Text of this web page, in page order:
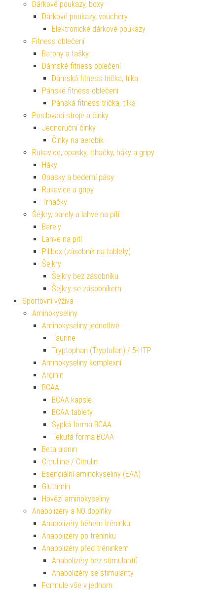
Dárkové poukazy, boxy
Dárkové poukazy, vouchery
Elektronické dárkové poukazy
Fitness oblečení
Batohy a tašky
Dámské fitness oblečení
Dámská fitness trička, tílka
Pánské fitness oblečení
Pánská fitness trička, tílka
Posilovací stroje a činky
Jednoruční činky
Činky na aerobik
Rukavice, opasky, trhačky, háky a gripy
Háky
Opasky a bederní pásy
Rukavice a gripy
Trhačky
Šejkry, barely a lahve na pití
Barely
Lahve na pití
Pillbox (zásobník na tablety)
Šejkry
Šejkry bez zásobníku
Šejkry se zásobníkem
Sportovní výživa
Aminokyseliny
Aminokyseliny jednotlivé
Taurine
Tryptophan (Tryptofan) / 5-HTP
Aminokyseliny komplexní
Arginin
BCAA
BCAA kapsle
BCAA tablety
Sypká forma BCAA
Tekutá forma BCAA
Beta alanin
Citrulline / Citrulin
Esenciální aminokyseliny (EAA)
Glutamin
Hovězí aminokyseliny
Anabolizéry a NO doplňky
Anabolizéry během tréninku
Anabolizéry po tréninku
Anabolizéry před tréninkem
Anabolizéry bez stimulantů
Anabolizéry se stimulanty
Formule vše v jednom